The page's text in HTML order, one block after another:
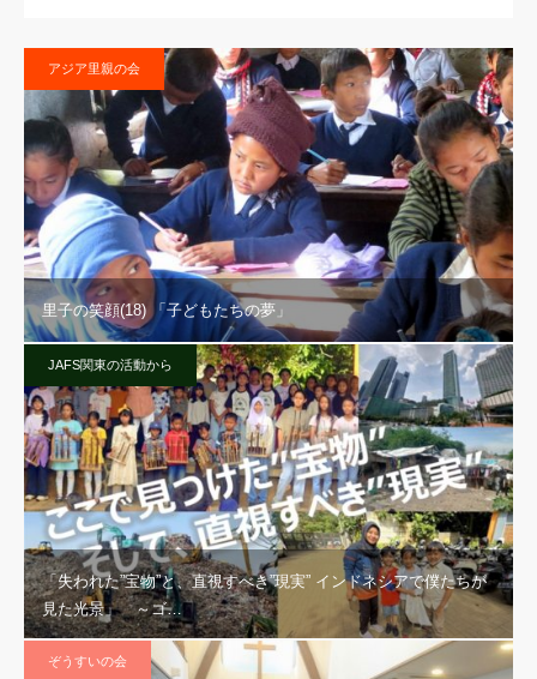
アジア里親の会
里子の笑顔(18) 「子どもたちの夢」
JAFS関東の活動から
「失われた”宝物”と、直視すべき”現実” インドネシアで僕たちが
見た光景」 ～ゴ…
ぞうすいの会